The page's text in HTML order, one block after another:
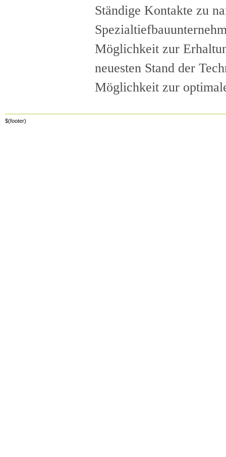
Ständige Kontakte zu
Möglichkeit zur
neuesten Stand der
Möglichkeit zur
$(footer)